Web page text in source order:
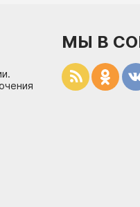
МЫ В